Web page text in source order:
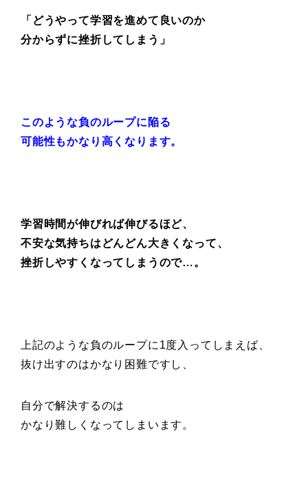
「どうやって学習を進めて良いのか
分からずに挫折してしまう」
このような負のループに陥る
可能性もかなり高くなります。
学習時間が伸びれば伸びるほど、
不安な気持ちはどんどん大きくなって、
挫折しやすくなってしまうので…。
上記のような負のループに1度入ってしまえば、
抜け出すのはかなり困難ですし、
自分で解決するのは
かなり難しくなってしまいます。